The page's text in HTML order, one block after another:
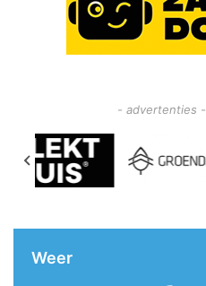
- advertenties -
Weer